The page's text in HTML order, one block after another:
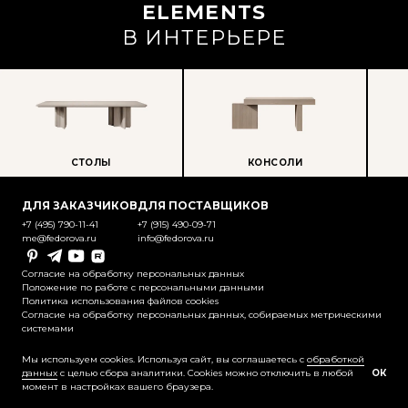
ELEMENTS
В ИНТЕРЬЕРЕ
СТОЛЫ КОНСОЛИ
ДЛЯ ЗАКАЗЧИКОВ
+7 (495) 790-11-41
me@fedorova.ru
ДЛЯ ПОСТАВЩИКОВ
+7 (915) 490-09-71
info@fedorova.ru
PinterestTelegramYouTubeRutube
Согласие на обработку персональных данных
Положение по работе с персональными данными
Политика использования файлов cookies
Согласие на обработку персональных данных, собираемых метрическими
системами
законодательством об авторском праве
Мы используем cookies. Используя сайт, вы соглашаетесь с обработкой
данных с целью сбора аналитики. Cookies можно отключить в любой
момент в настройках вашего браузера.
ОК